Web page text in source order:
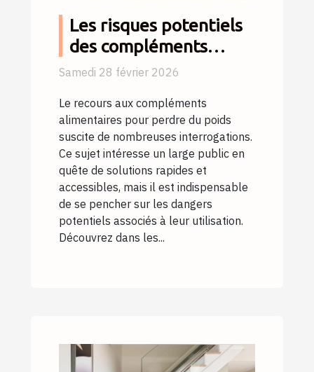
Les risques potentiels
des compléments
alimentaires pour
Samedi 28 février 2026
Le recours aux compléments
alimentaires pour perdre du poids
suscite de nombreuses interrogations.
Ce sujet intéresse un large public en
quête de solutions rapides et
accessibles, mais il est indispensable
de se pencher sur les dangers
potentiels associés à leur utilisation.
Découvrez dans les...